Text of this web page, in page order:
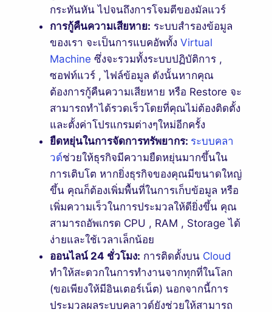
กระทันหัน ไปจนถึงการโจมตีของมัลแวร์
การกู้คืนความเสียหาย: ระบบสำรองข้อมูล
ของเรา จะเป็นการแบคอัพทั้ง Virtual
Machine ซึ่งจะรวมทั้งระบบปฏิบัติการ ,
ซอฟท์แวร์ , ไฟล์ข้อมูล ดังนั้นหากคุณ
ต้องการกู้คืนความเสียหาย หรือ Restore จะ
สามารถทำได้รวดเร็วโดยที่คุณไม่ต้องติดตั้ง
และตั้งค่าโปรแกรมต่างๆใหม่อีกครั้ง
ยืดหยุ่นในการจัดการทรัพยากร: ระบบคลา
วด์ช่วยให้ธุรกิจมีความยืดหยุ่นมากขึ้นใน
การเติบโต หากยิ่งธุรกิจของคุณมีขนาดใหญ่
ขึ้น คุณก็ต้องเพิ่มพื้นที่ในการเก็บข้อมูล หรือ
เพิ่มความเร็วในการประมวลให้ดียิ่งขึ้น คุณ
สามารถอัพเกรด CPU , RAM , Storage ได้
ง่ายและใช้เวลาเล็กน้อย
ออนไลน์ 24 ชั่วโมง: การติดตั้งบน Cloud
ทำให้สะดวกในการทำงานจากทุกที่ในโลก
(ขอเพียงให้มีอินเตอร์เน็ต) นอกจากนี้การ
ประมวลผลระบบคลาวด์ยังช่วยให้สามารถ